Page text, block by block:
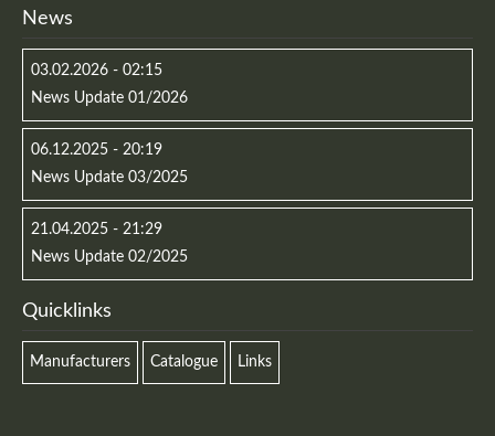
News
03.02.2026 - 02:15
News Update 01/2026
06.12.2025 - 20:19
News Update 03/2025
21.04.2025 - 21:29
News Update 02/2025
Quicklinks
Manufacturers Catalogue Links